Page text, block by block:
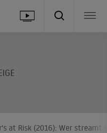
at Risk (2016): Wer streamt